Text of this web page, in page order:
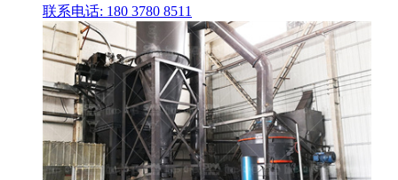
联系电话: 180 3780 8511